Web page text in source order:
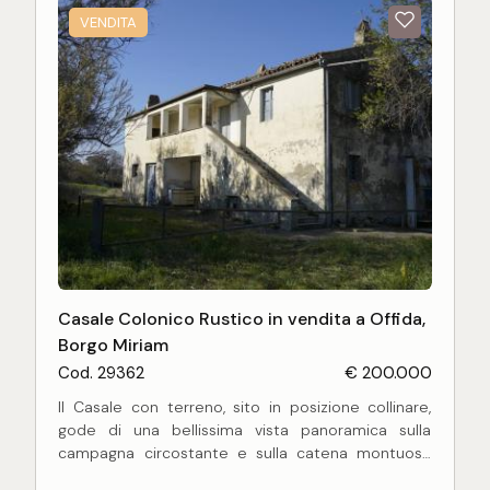
sviluppa su:
VENDITA
Casale Colonico Rustico in vendita a Offida,
Borgo Miriam
Cod. 29362 € 200.000
Il Casale con terreno, sito in posizione collinare,
gode di una bellissima vista panoramica sulla
campagna circostante e sulla catena montuosa